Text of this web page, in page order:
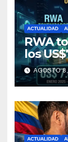
ACTUALIDAD
RWA
los
AGOSTO
ACTUALIDAD